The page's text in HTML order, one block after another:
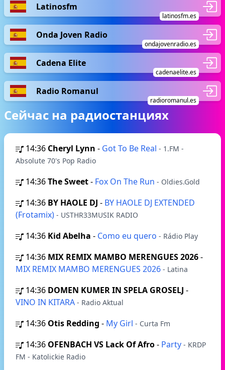
Latinosfm
latinosfm.es
Onda Joven Radio
ondajovenradio.es
Cadena Elite
cadenaelite.es
Radio Romanul
radioromanul.es
Сейчас на радиостанциях
14:36 Cheryl Lynn - Got To Be Real - 1.FM -
Absolute 70's Pop Radio
14:36The Sweet- Fox On The Run - Oldies.Gold
14:36 BY HAOLE DJ - BY HAOLE DJ EXTENDED
(Frotamix) - USTHR33MUSIK RADIO
14:36 Kid Abelha - Como eu quero - Rádio Play
14:36 MIX REMIX MAMBO MERENGUES 2026-
MIX REMIX MAMBO MERENGUES 2026 - Latina
14:36 DOMEN KUMER IN SPELA GROSELJ -
VINO IN KITARA - Radio Aktual
14:36 Otis Redding - My Girl - Curta Fm
14:36 OFENBACH VS Lack Of Afro- Party - KRDP
FM - Katolickie Radio